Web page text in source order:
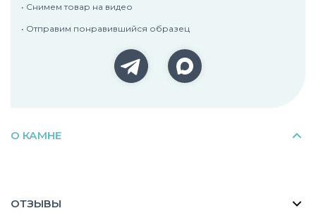
• Снимем товар на видео
• Отправим понравившийся образец
О КАМНЕ
ОТЗЫВЫ